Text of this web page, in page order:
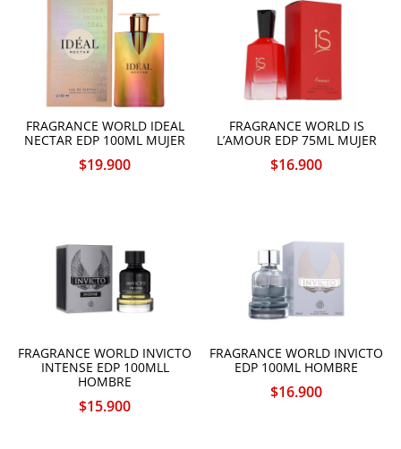
FRAGRANCE WORLD IDEAL
NECTAR EDP 100ML MUJER
$19.900
FRAGRANCE WORLD IS
L’AMOUR EDP 75ML MUJER
$16.900
FRAGRANCE WORLD INVICTO
INTENSE EDP 100MLL
HOMBRE
$15.900
FRAGRANCE WORLD INVICTO
EDP 100ML HOMBRE
$16.900